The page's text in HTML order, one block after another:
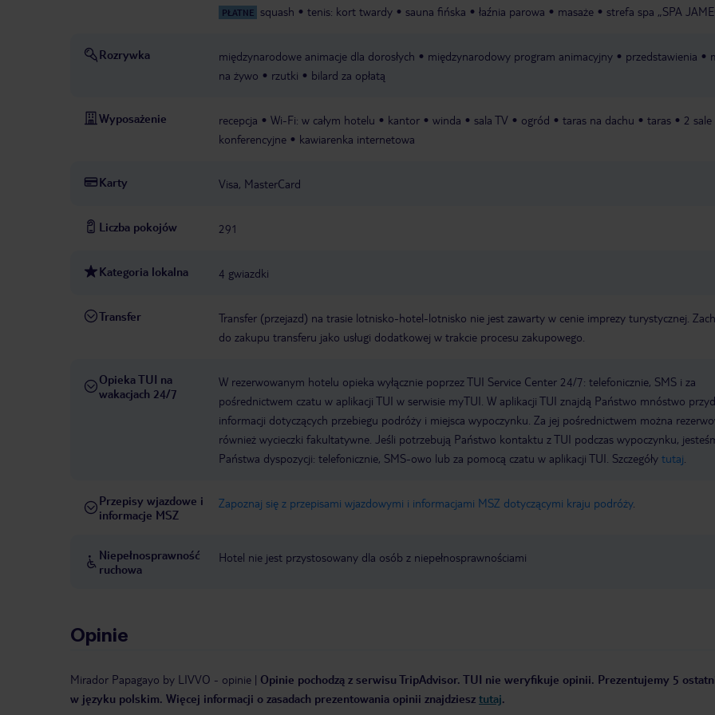
PŁATNE squash tenis: kort twardy sauna fińska łaźnia parowa masaże strefa spa „SPA
Rozrywka międzynarodowe animacje dla dorosłych międzynarodowy program animacyjny przedstawienia
na żywo
rzutki bilard za opłatą
Wyposażenie recepcja Wi-Fi: w całym hotelu kantor winda sala TV ogród taras na dachu taras
2 sale
konferencyjne
kawiarenka internetowa
Karty Visa, MasterCard
Liczba pokojów 291
Kategoria lokalna 4 gwiazdki
Transfer
Transfer (przejazd) na trasie lotnisko-hotel-lotnisko nie jest zawarty w cenie imprezy turystycznej.
do zakupu transferu jako usługi dodatkowej w trakcie procesu zakupowego.
Opieka TUI na
wakacjach 24/7
W rezerwowanym hotelu opieka wyłącznie poprzez TUI Service Center 24/7: telefonicznie, SMS i za
pośrednictwem czatu w aplikacji TUI w serwisie myTUI. W aplikacji TUI znajdą Państwo mnóstwo
informacji dotyczących przebiegu podróży i miejsca wypoczynku. Za jej pośrednictwem można
również wycieczki fakultatywne. Jeśli potrzebują Państwo kontaktu z TUI podczas wypoczynku,
Państwa dyspozycji: telefonicznie, SMS-owo lub za pomocą czatu w aplikacji TUI. Szczegóły tutaj
Przepisy wjazdowe i
informacje MSZ
Zapoznaj się z przepisami wjazdowymi i informacjami MSZ dotyczącymi kraju podróży.
Niepełnosprawność
ruchowa
Hotel nie jest przystosowany dla osób z niepełnosprawnościami
Opinie
Mirador Papagayo by LIVVO - opinie | Opinie pochodzą z serwisu TripAdvisor. TUI nie weryfikuje opinii. Prezentujemy 5
w języku polskim. Więcej informacji o zasadach prezentowania opinii znajdziesz tutaj.